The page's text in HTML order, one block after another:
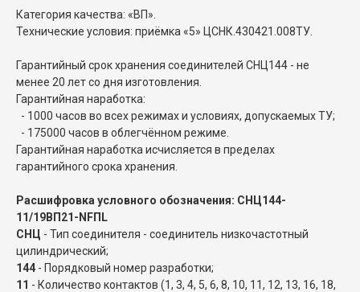
Категория качества: «ВП».
Технические условия: приёмка «5» ЦСНК.430421.008ТУ.
Гарантийный срок хранения соединителей СНЦ144 - не
менее 20 лет со дня изготовления.
Гарантийная наработка:
- 1000 часов во всех режимах и условиях, допускаемых ТУ;
- 175000 часов в облегчённом режиме.
Гарантийная наработка исчисляется в пределах
гарантийного срока хранения.
Расшифровка условного обозначения: СНЦ144-
11/19ВП21-NFПL
СНЦ - Тип соединителя - соединитель низкочастотный
цилиндрический;
144 - Порядковый номер разработки;
11 - Количество контактов (1, 3, 4, 5, 6, 8, 10, 11, 12, 13, 16, 18,